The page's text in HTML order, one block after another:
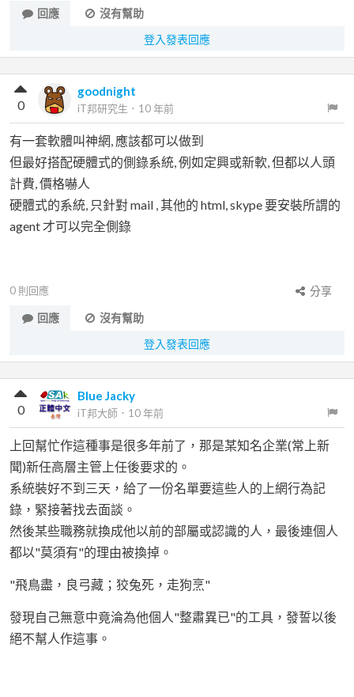
回應
沒有幫助
登入發表回應
goodnight
iT邦研究生 ． 10 年前
0
有一套軟體叫神網, 應該都可以做到
但最好搭配硬體式的側錄系統, 例如定興或新軟, 但都以人頭
計費, 價格嚇人
硬體式的系統, 只針對 mail , 其他的 html, skype 要安裝所謂的
agent 才可以完全側錄
0 則回應
分享
回應
沒有幫助
登入發表回應
Blue Jacky
iT邦大師 ． 10 年前
0
上回幫忙作這種事是很多年前了，那是某知名企業(常上新
聞)新任高層主管上任後要求的。
系統裝好不到三天，給了一份名單要這些人的上網行為記
錄，緊接著找去面談。
然後某些職務就換成他以前的部屬或認識的人，最後連個人
都以"莫須有"的理由被換掉。
"飛鳥盡，良弓藏；狡兔死，走狗烹"
發現自己無意中竟淪為他個人"整肅異已"的工具，發誓以後
絕不幫人作這事。